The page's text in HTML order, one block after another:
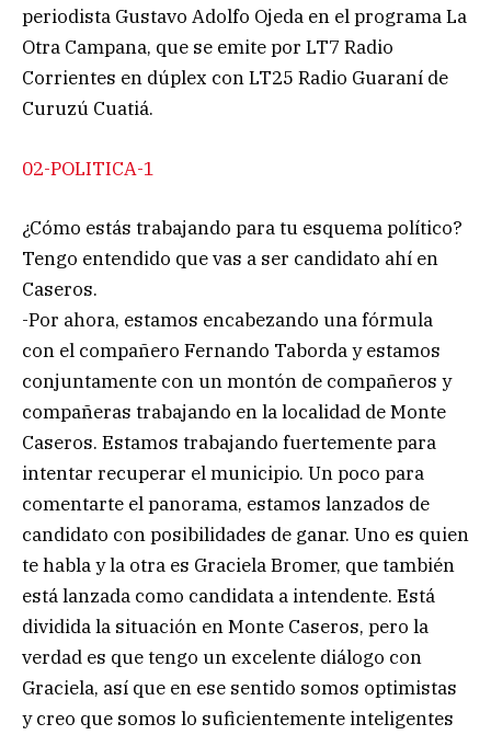
periodista Gustavo Adolfo Ojeda en el programa La
Otra Campana, que se emite por LT7 Radio
Corrientes en dúplex con LT25 Radio Guaraní de
Curuzú Cuatiá.
02-POLITICA-1
¿Cómo estás trabajando para tu esquema político?
Tengo entendido que vas a ser candidato ahí en
Caseros.
-Por ahora, estamos encabezando una fórmula
con el compañero Fernando Taborda y estamos
conjuntamente con un montón de compañeros y
compañeras trabajando en la localidad de Monte
Caseros. Estamos trabajando fuertemente para
intentar recuperar el municipio. Un poco para
comentarte el panorama, estamos lanzados de
candidato con posibilidades de ganar. Uno es quien
te habla y la otra es Graciela Bromer, que también
está lanzada como candidata a intendente. Está
dividida la situación en Monte Caseros, pero la
verdad es que tengo un excelente diálogo con
Graciela, así que en ese sentido somos optimistas
y creo que somos lo suficientemente inteligentes